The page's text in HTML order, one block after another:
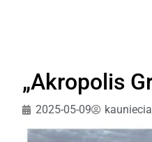
„Akropolis
2025-05-09